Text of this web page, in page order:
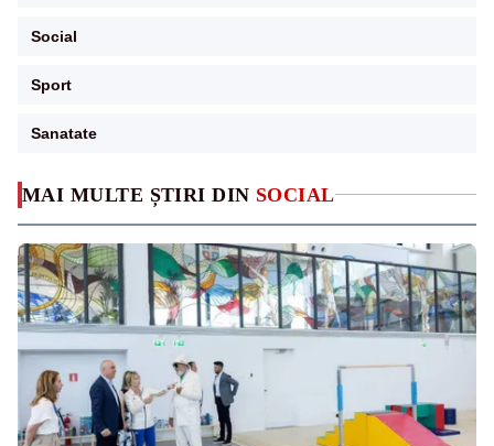
MAI MULTE ȘTIRI DIN SOCIAL
Social
Sport
Sanatate